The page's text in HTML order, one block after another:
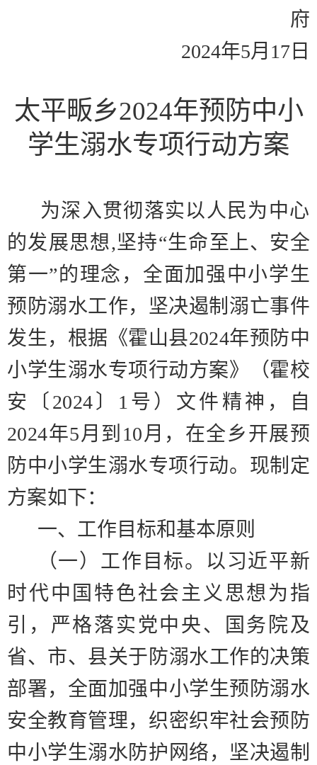
府
2024年5月 17 日
太平畈乡2024年预防中小
学生溺水专项行动方案
为深入贯彻落实以人民为中心
的发展思想,坚持“生命至上、安全
第一”的理念，全面加强中小学生
预防溺水工作，坚决遏制溺亡事件
发生，根据《霍山县2024年预防中
小学生溺水专项行动方案》（霍校
安〔 2024〕 1号）文件精神，自
2024年5月到 10月，在全乡开展预
防中小学生溺水专项行动。现制定
方案如下：
一、工作目标和基本原则
（一）工作目标。
以习近平新
时代中国特色社会主义思想为指
引，严格落实党中央、国务院及
省、市、县关于防溺水工作的决策
部署，全面加强中小学生预防溺水
安全教育管理，织密织牢社会预防
中小学生溺水防护网络，坚决遏制